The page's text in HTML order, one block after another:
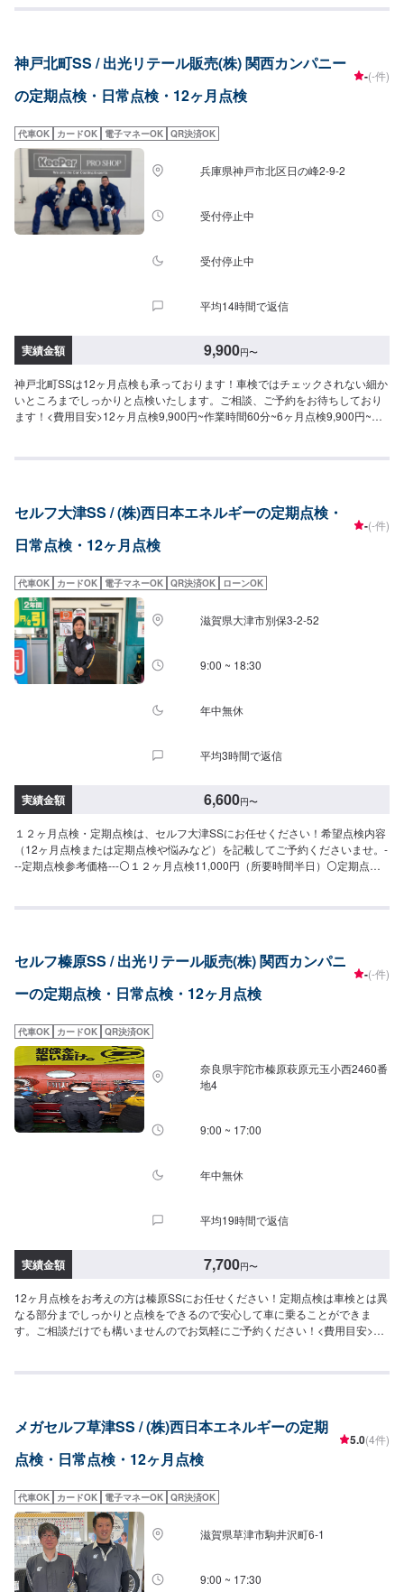
神戸北町SS / 出光リテール販売(株) 関西カンパニー
の定期点検・日常点検・12ヶ月点検
-(-件)
代車OK カードOK 電子マネーOK QR決済OK
兵庫県神戸市北区日の峰2-9-2
受付停止中
受付停止中
平均14時間で返信
実績金額 9,900円〜
神戸北町SSは12ヶ月点検も承っております！車検ではチェックされない細か
いところまでしっかりと点検いたします。ご相談、ご予約をお待ちしており
ます！<費用目安>12ヶ月点検9,900円~作業時間60分~6ヶ月点検9,900円~作
セルフ大津SS / (株)西日本エネルギーの定期点検・
日常点検・12ヶ月点検
-(-件)
代車OK カードOK 電子マネーOK QR決済OK ローンOK
滋賀県大津市別保3-2-52
9:00 ~ 18:30
年中無休
平均3時間で返信
実績金額 6,600円〜
１２ヶ月点検・定期点検は、セルフ大津SSにお任せください！希望点検内容
（12ヶ月点検または定期点検や悩みなど）を記載してご予約くださいませ。-
--定期点検参考価格---⚪１２ヶ月点検11,000円（所要時間半日）⚪定期点検
セルフ榛原SS / 出光リテール販売(株) 関西カンパニ
ーの定期点検・日常点検・12ヶ月点検
-(-件)
代車OK カードOK QR決済OK
奈良県宇陀市榛原萩原元玉小西2460番
地4
9:00 ~ 17:00
年中無休
平均19時間で返信
実績金額 7,700円〜
12ヶ月点検をお考えの方は榛原SSにお任せください！定期点検は車検とは異
なる部分までしっかりと点検をできるので安心して車に乗ることができま
す。ご相談だけでも構いませんのでお気軽にご予約ください！<費用目安>12
メガセルフ草津SS / (株)西日本エネルギーの定期
点検・日常点検・12ヶ月点検
5.0(4件)
代車OK カードOK 電子マネーOK QR決済OK
滋賀県草津市駒井沢町6-1
9:00 ~ 17:30